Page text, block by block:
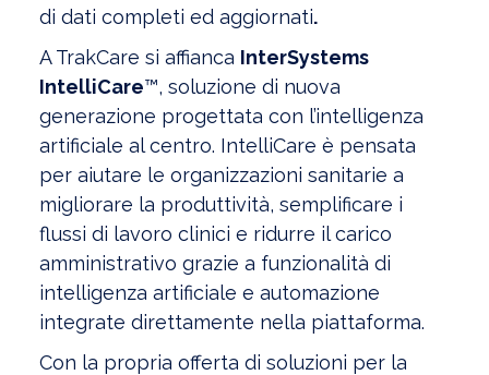
di dati completi ed aggiornati.
A TrakCare si affianca InterSystems
IntelliCare™, soluzione di nuova
generazione progettata con l’intelligenza
artificiale al centro. IntelliCare è pensata
per aiutare le organizzazioni sanitarie a
migliorare la produttività, semplificare i
flussi di lavoro clinici e ridurre il carico
amministrativo grazie a funzionalità di
intelligenza artificiale e automazione
integrate direttamente nella piattaforma.
Con la propria offerta di soluzioni per la